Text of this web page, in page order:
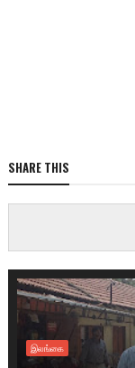
SHARE THIS
இலங்கை